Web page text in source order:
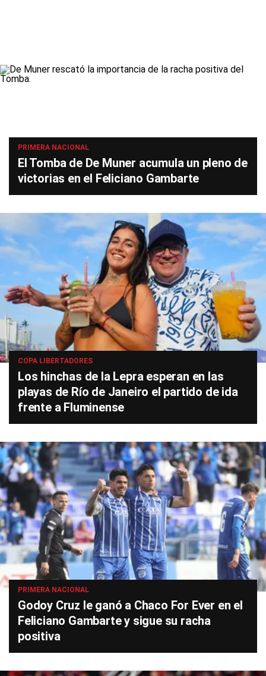
PRIMERA NACIONAL
El Tomba de De Muner acumula un pleno de
victorias en el Feliciano Gambarte
COPA LIBERTADORES
Los hinchas de la Lepra esperan en las
playas de Río de Janeiro el partido de ida
frente a Fluminense
PRIMERA NACIONAL
Godoy Cruz le ganó a Chaco For Ever en el
Feliciano Gambarte y sigue su racha
positiva